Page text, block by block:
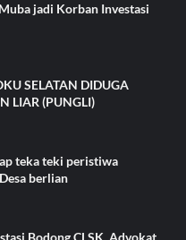
jadi Korban Investasi
SELATAN DIDUGA
LIAR (PUNGLI)
teka teki peristiwa
berlian
Bodong CLSK, Advokat